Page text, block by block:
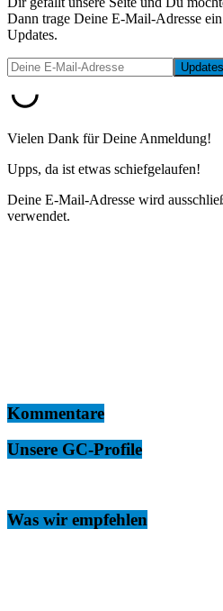
Dann trage Deine E-Mail-Adresse
Updates.
Vielen Dank für Deine Anmeldung!
Upps, da ist etwas schiefgelaufen!
Deine E-Mail-Adresse wird
verwendet.
Kommentare
Unsere GC-Profile
Was wir empfehlen